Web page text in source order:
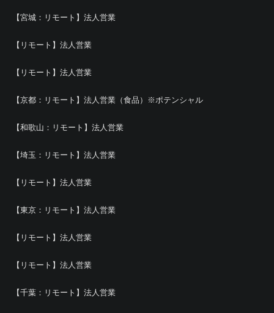
【宮城：リモート】法人営業
【リモート】法人営業
【リモート】法人営業
【京都：リモート】法人営業（食品）※ポテンシャル
【和歌山：リモート】法人営業
【埼玉：リモート】法人営業
【リモート】法人営業
【東京：リモート】法人営業
【リモート】法人営業
【リモート】法人営業
【千葉：リモート】法人営業